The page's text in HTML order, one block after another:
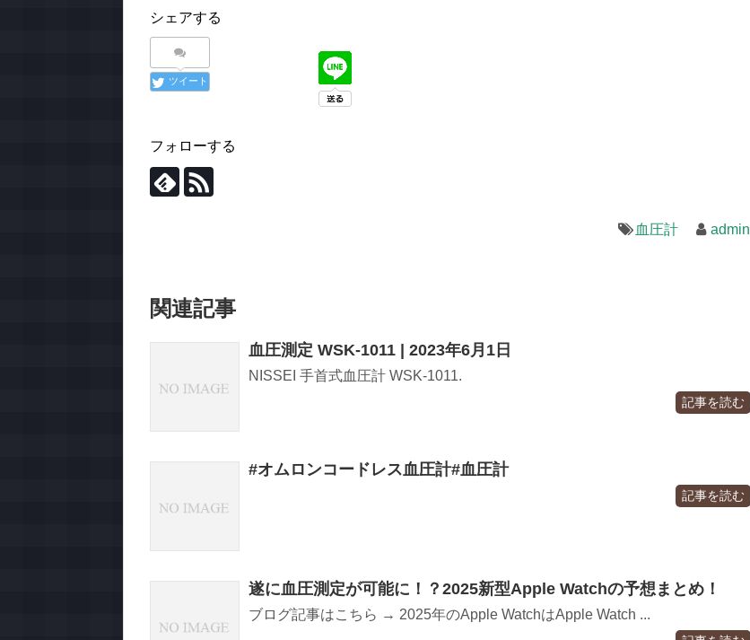
シェアする
ツイート
フォローする
血圧計 admin
関連記事
血圧測定 WSK-1011 | 2023年6月1日
NISSEI 手首式血圧計 WSK-1011.
記事を読む
#オムロンコードレス血圧計#血圧計
記事を読む
遂に血圧測定が可能に！？2025新型Apple Watchの予想まとめ！
ブログ記事はこちら → 2025年のApple WatchはApple Watch ...